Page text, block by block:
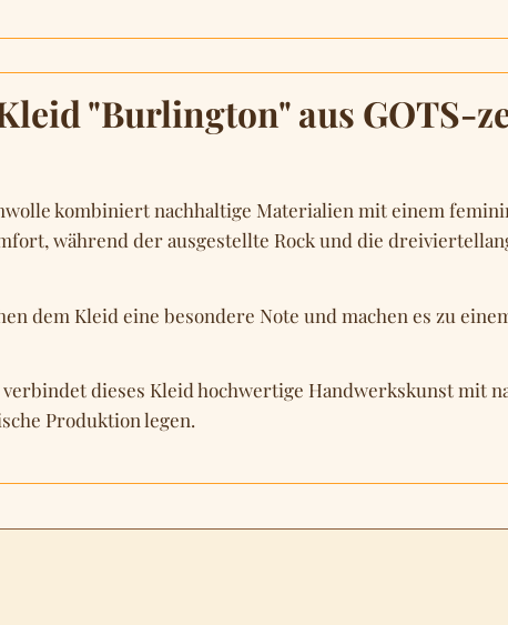
"Burlington" aus GOTS-
kombiniert nachhaltige Materialien mit einem
während der ausgestellte Rock und die
dem Kleid eine besondere Note und machen es zu
dieses Kleid hochwertige Handwerkskunst mit
Produktion legen.